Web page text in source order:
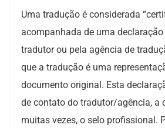
Uma tradução é considerada
acompanhada de uma
tradutor ou pela agência de
que a tradução é uma
documento original. Esta
de contato do tradutor/agência, a
muitas vezes, o selo profissional.